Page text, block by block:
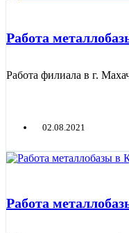
Работа
Работа филиала в г.
02.08.2021
Работа